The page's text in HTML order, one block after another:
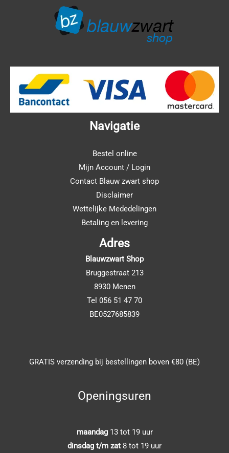
Navigatie
Bestel online
Mijn Account / Login
Contact Blauw zwart shop
Disclaimer
Wettelijke Mededelingen
Betaling en levering
Adres
Blauwzwart Shop
Bruggestraat 213
8930 Menen
Tel 056 51 47 70
BE0527685839
GRATIS verzending bij bestellingen boven €80 (BE)
Openingsuren
maandag 13 tot 19 uur
dinsdag t/m zat 8 tot 19 uur